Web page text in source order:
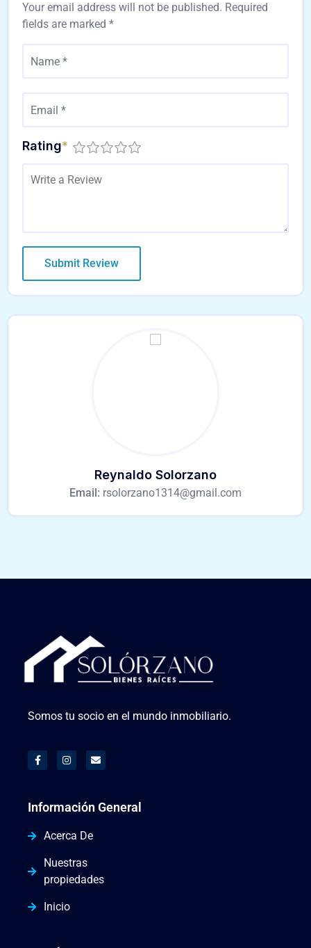
Your email address will not be published. Required
fields are marked *
Rating*
Reynaldo Solorzano
Email: rsolorzano1314@gmail.com
Somos tu socio en el mundo inmobiliario.
Información General
Acerca De
Nuestras
propiedades
Inicio